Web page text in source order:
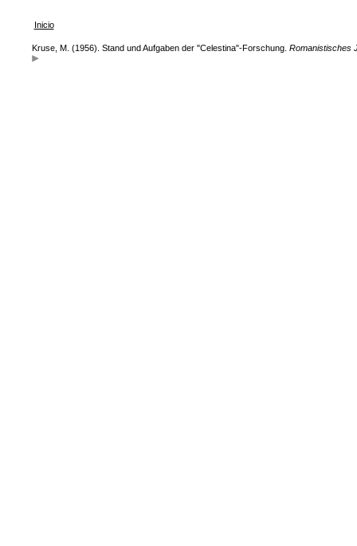
Inicio
Kruse, M. (1956). Stand und Aufgaben der "Celestina"-Forschung. Romanistisches